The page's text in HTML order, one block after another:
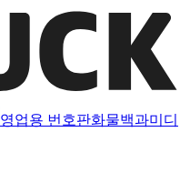
영업용 번호판화물백과미디